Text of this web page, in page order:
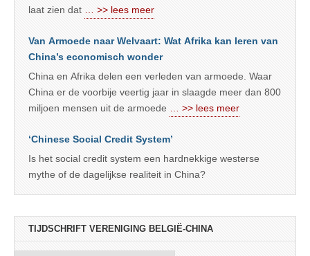
laat zien dat
… >> lees meer
Van Armoede naar Welvaart: Wat Afrika kan leren van
China’s economisch wonder
China en Afrika delen een verleden van armoede. Waar
China er de voorbije veertig jaar in slaagde meer dan 800
miljoen mensen uit de armoede
… >> lees meer
‘Chinese Social Credit System’
Is het social credit system een hardnekkige westerse
mythe of de dagelijkse realiteit in China?
TIJDSCHRIFT VERENIGING BELGIË-CHINA